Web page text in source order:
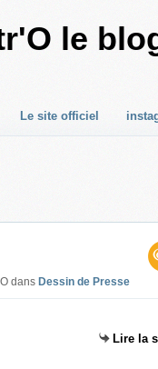
le
Le site officiel
dans Dessin de Presse
Lire la